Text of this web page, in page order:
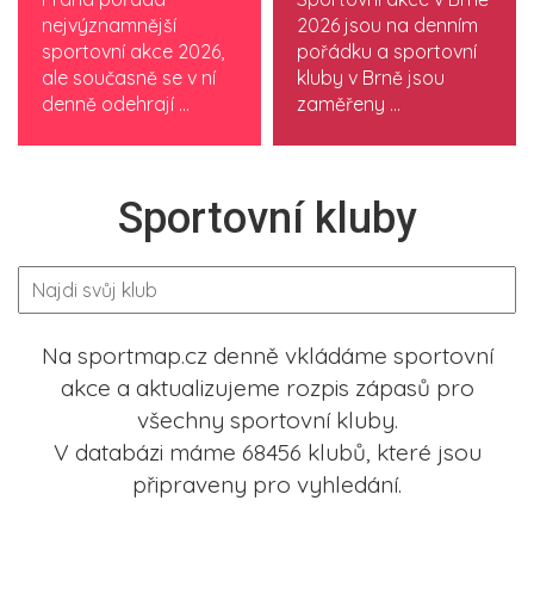
nejvýznamnější
sportovní akce 2026,
ale současně se v ní
denně odehrají ...
2026 jsou na denním
pořádku a sportovní
kluby v Brně jsou
zaměřeny ...
Sportovní kluby
Na sportmap.cz denně vkládáme sportovní
akce a aktualizujeme rozpis zápasů pro
všechny sportovní kluby.
V databázi máme 68456 klubů, které jsou
připraveny pro vyhledání.